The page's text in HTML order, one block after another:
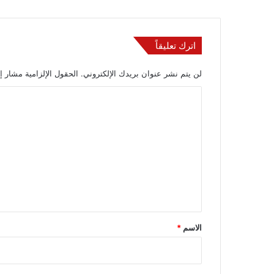
اترك تعليقاً
لن يتم نشر عنوان بريدك الإلكتروني. الحقول الإلزامية مشار
*
الاسم *